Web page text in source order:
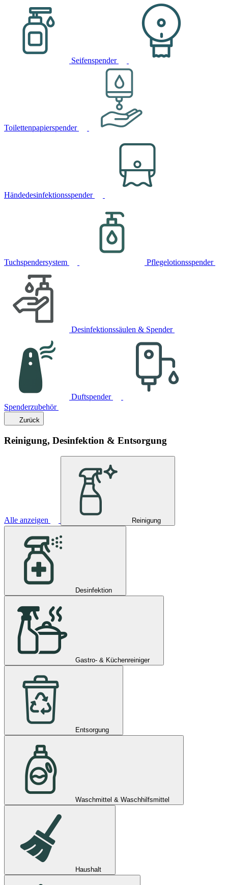
Seifenspender
Toilettenpapierspender
Händedesinfektionsspender
Tuchspendersystem Pflegelotionsspender
Desinfektionssäulen & Spender
Duftspender
Spenderzubehör
Zurück
Reinigung, Desinfektion & Entsorgung
Alle anzeigen Reinigung
Desinfektion
Gastro- & Küchenreiniger
Entsorgung
Waschmittel & Waschhilfsmittel
Haushalt